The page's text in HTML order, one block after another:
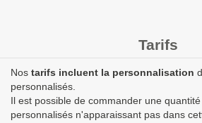
Tarifs
Nos tarifs incluent la personnalisation
personnalisés.
Il est possible de commander une
personnalisés n'apparaissant pas dans